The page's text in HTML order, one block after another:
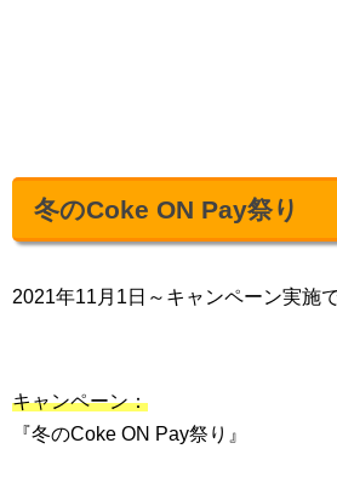
冬のCoke ON Pay祭り
2021年11月1日～キャンペーン実施で
キャンペーン：
『冬のCoke ON Pay祭り』